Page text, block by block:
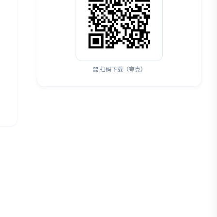
扫码下载（夸克）